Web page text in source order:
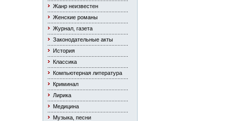
Жанр неизвестен
Женские романы
Журнал, газета
Законодательные акты
История
Классика
Компьютерная литература
Криминал
Лирика
Медицина
Музыка, песни